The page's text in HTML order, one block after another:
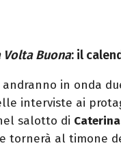
Volta Buona: il
in onda
interviste ai
salotto di Caterina
tornerà al timone